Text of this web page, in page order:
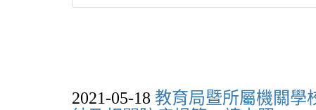
2021-05-18 教育局暨所屬機關學